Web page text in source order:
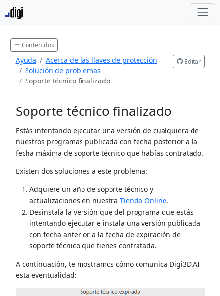
Contenidos
Ayuda
Acerca de las llaves de protección
Solución de problemas
Soporte técnico finalizado
Editar
Soporte técnico finalizado
Estás intentando ejecutar una versión de cualquiera de
nuestros programas publicada con fecha posterior a la
fecha máxima de soporte técnico que habías contratado.
Existen dos soluciones a este problema:
Adquiere un año de soporte técnico y
actualizaciones en nuestra Tienda Online.
Desinstala la versión que del programa que estás
intentando ejecutar e instala una versión publicada
con fecha anterior a la fecha de expiración de
soporte técnico que tienes contratada.
A continuación, te mostramos cómo comunica Digi3D.AI
esta eventualidad: